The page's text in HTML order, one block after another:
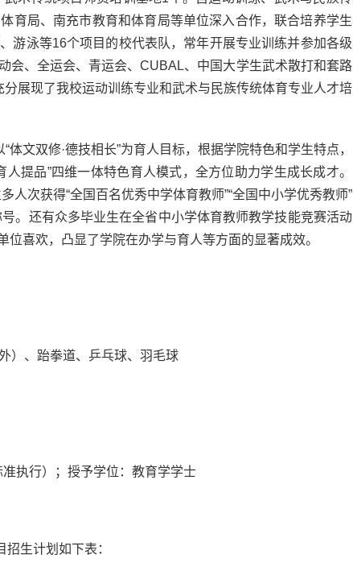
育局、南充市教育和体育局等单位深入合作，联合培养学生
游泳等16个项目的校代表队，常年开展专业训练并参加各级
会、全运会、青运会、CUBAL、中国大学生武术散打和套路
展现了我校运动训练专业和武术与民族传统体育专业人才培
文双修·德技相长”为育人目标，根据学院特色和学生特点，
提品”四维一体特色育人模式，全方位助力学生成长成才。
次获得“全国百名优秀中学体育教师”“全国中小学优秀教师”
。还有众多毕业生在全省中小学体育教师教学技能竞赛活动
喜欢，凸显了学院在办学与育人等方面的显著成效。
）、跆拳道、乒乓球、羽毛球
执行）；授予学位：教育学学士
生计划如下表：